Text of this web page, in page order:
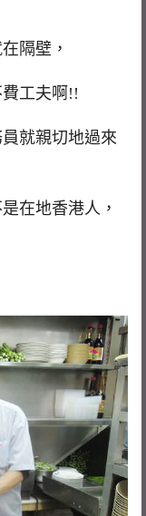
隔壁，
工夫啊!!
就親切地過來
在地香港人，